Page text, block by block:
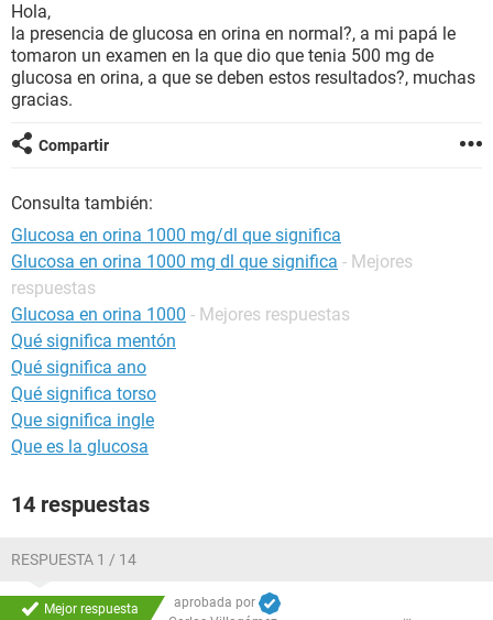
SEXUALIDAD
GLOSARIO
Hola,
la presencia de glucosa en orina en normal?, a mi papá le
tomaron un examen en la que dio que tenia 500 mg de
glucosa en orina, a que se deben estos resultados?, muchas
gracias.
Compartir
Consulta también:
Glucosa en orina 1000 mg/dl que significa
Glucosa en orina 1000 mg dl que significa - Mejores
respuestas
Glucosa en orina 1000 - Mejores respuestas
Qué significa mentón
Qué significa ano
Qué significa torso
Que significa ingle
Que es la glucosa
14 respuestas
RESPUESTA 1 / 14
Mejor respuesta
aprobada por